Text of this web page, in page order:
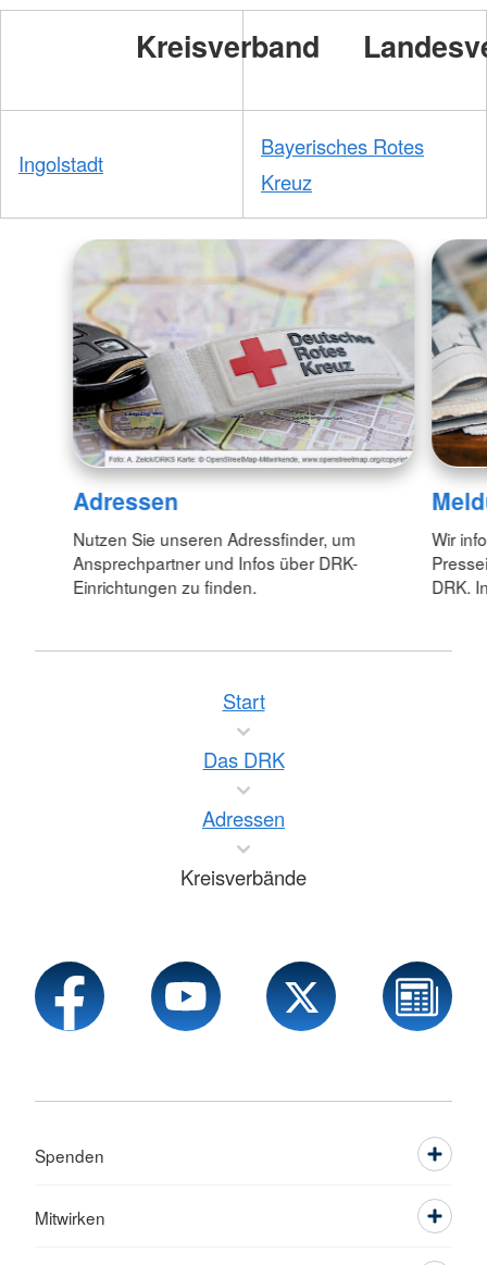
Kreisverband
Ingolstadt
Bayerisches Rotes
Kreuz
Adressen
Nutzen Sie unseren Adressfinder, um
Ansprechpartner und Infos über DRK-
Einrichtungen zu finden.
Wir
DRK.
Start
Das DRK
Adressen
Kreisverbände
Spenden
Mitwirken